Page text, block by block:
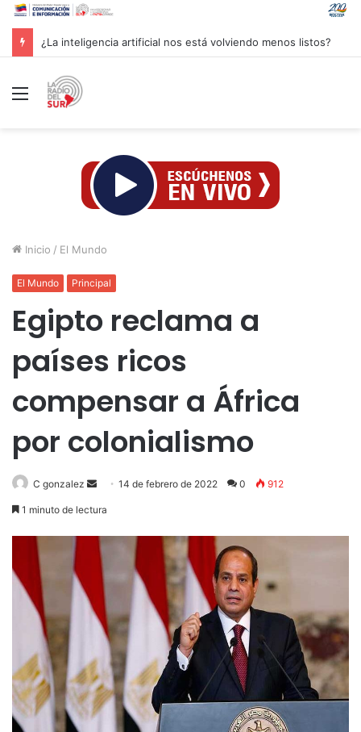
Groenlandia lanza una fuerte advertencia a empresa petrolera vinculada a Trump
Menú
Inicio / El Mundo
El Mundo Principal
Egipto reclama a
países ricos
compensar a África
por colonialismo
C gonzalez
Send14 de febrero de 2022 0 912
1 minuto de lectura